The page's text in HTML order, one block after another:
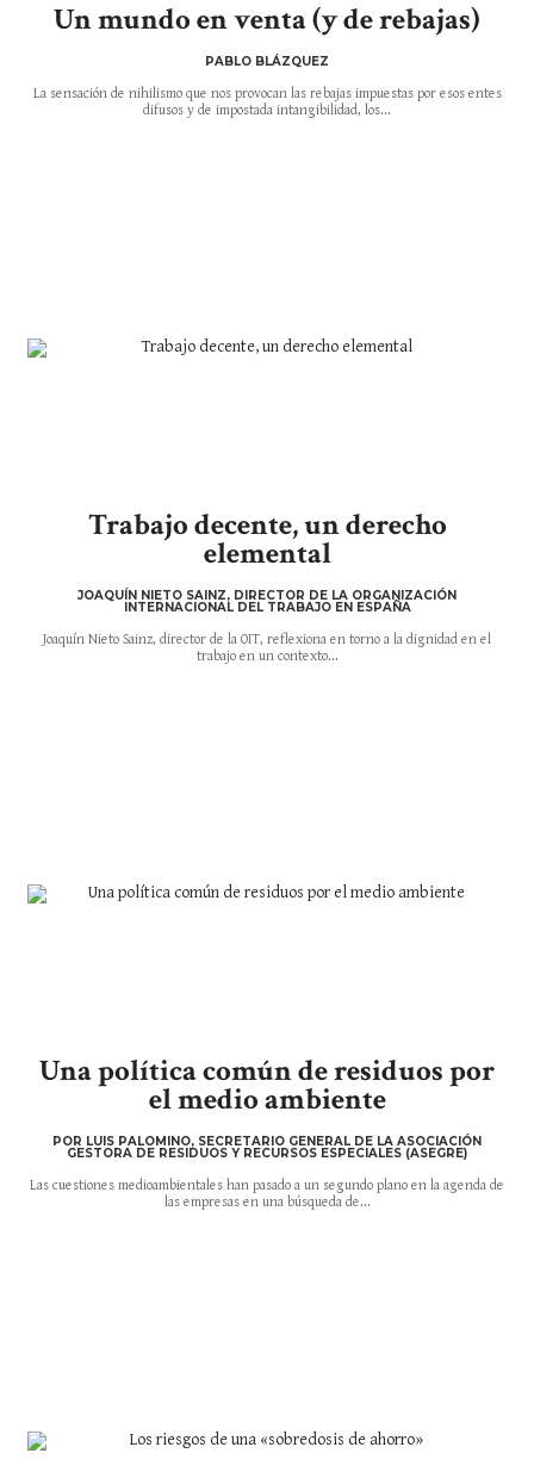
Un mundo en venta (y de rebajas)
PABLO BLÁZQUEZ
La sensación de nihilismo que nos provocan las rebajas impuestas por esos entes
difusos y de impostada intangibilidad, los...
Trabajo decente, un derecho
elemental
JOAQUÍN NIETO SAINZ, DIRECTOR DE LA ORGANIZACIÓN
INTERNACIONAL DEL TRABAJO EN ESPAÑA
Joaquín Nieto Sainz, director de la OIT, reflexiona en torno a la dignidad en el
trabajo en un contexto...
Una política común de residuos por
el medio ambiente
POR LUIS PALOMINO, SECRETARIO GENERAL DE LA ASOCIACIÓN
GESTORA DE RESIDUOS Y RECURSOS ESPECIALES (ASEGRE)
Las cuestiones medioambientales han pasado a un segundo plano en la agenda de
las empresas en una búsqueda de...